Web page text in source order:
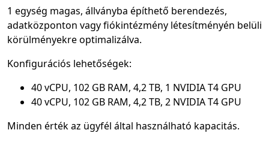
1 egység magas, állványba építhető berendezés,
adatközponton vagy fiókintézmény létesítményén belüli
körülményekre optimalizálva.
Konfigurációs lehetőségek:
40 vCPU, 102 GB RAM, 4,2 TB, 1 NVIDIA T4 GPU
40 vCPU, 102 GB RAM, 4,2 TB, 2 NVIDIA T4 GPU
Minden érték az ügyfél által használható kapacitás.